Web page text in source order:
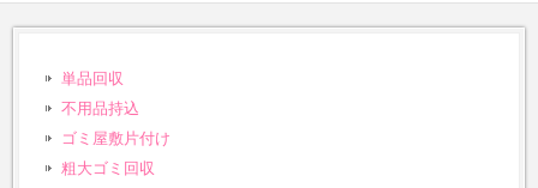
単品回収
不用品持込
ゴミ屋敷片付け
粗大ゴミ回収